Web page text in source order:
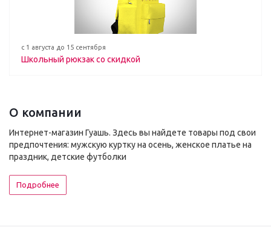
с 1 августа до 15 сентября
Школьный рюкзак со скидкой
О компании
Интернет-магазин Гуашь. Здесь вы найдете товары под свои
предпочтения: мужскую куртку на осень, женское платье на
праздник, детские футболки
Подробнее